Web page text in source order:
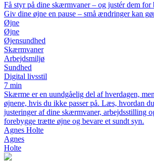
Få styr på dine skærmvaner – og justér dem for
Giv dine øjne en pause – små ændringer kan
Øjne
Øjne
Øjensundhed
Skærmvaner
Arbejdsmiljø
Sundhed
Digital livsstil
7 min
Skærme er en uundgåelig del af hverdagen,
øjnene, hvis du ikke passer på. Læs, hvordan
justeringer af dine skærmvaner, arbejdsstilling
forebygge trætte øjne og bevare et sundt syn.
Agnes Holte
Agnes
Holte